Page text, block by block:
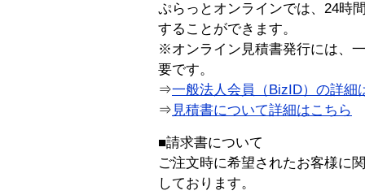
ぷらっとオンラインでは、24時
することができます。
※オンライン見積書発行には、
要です。
⇒一般法人会員（BizID）の詳細
⇒ 見積書について詳細はこちら
■請求書について
ご注文時に希望されたお客様に
しております。